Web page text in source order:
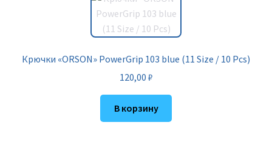
Крючки «ORSON» PowerGrip 103 blue (11 Size / 10 Pcs)
120,00 ₽
В корзину